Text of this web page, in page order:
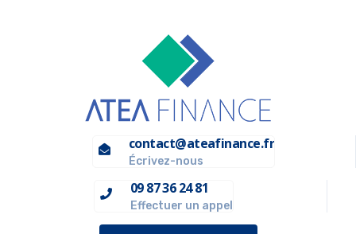
contact@ateafinance.fr
Écrivez-nous
09 87 36 24 81
Effectuer un appel